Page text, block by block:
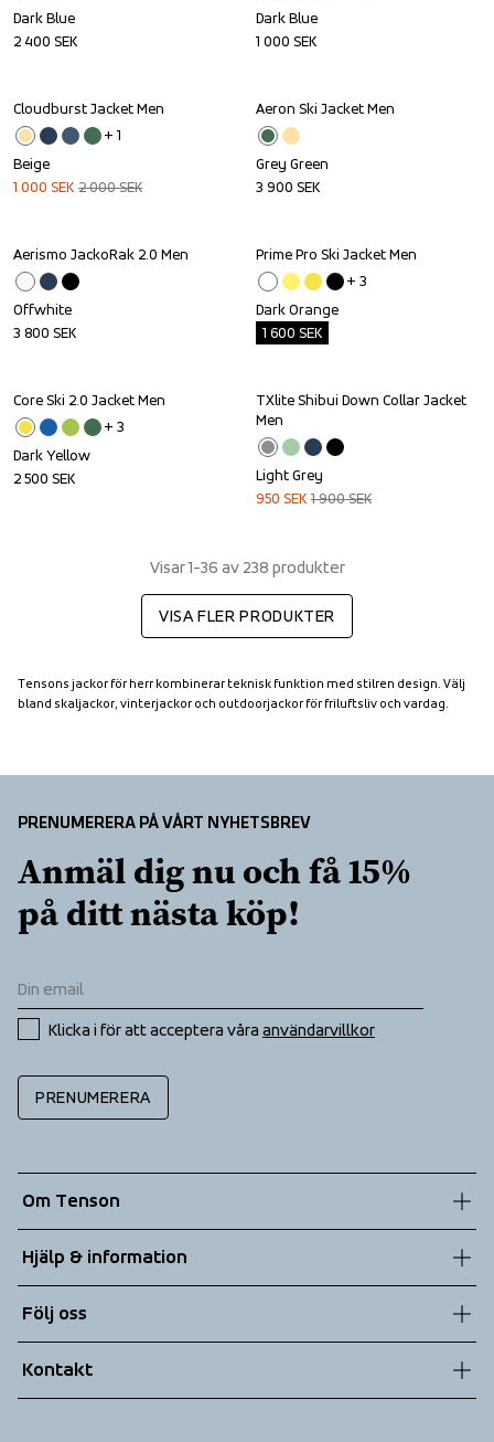
Dark Blue
2 400 SEK
Dark Blue
1 000 SEK
Sale
Cloudburst Jacket Men
+ 1
Beige
1 000 SEK 2 000SEK
Aeron Ski Jacket Men
Grey Green
3 900 SEK
Aerismo JackoRak 2.0 Men
Offwhite
3 800 SEK
Outlet
Prime Pro Ski Jacket Men
+ 3
Dark Orange
1 600 SEK
Core Ski 2.0 Jacket Men
+ 3
Dark Yellow
2 500 SEK
Sale
TXlite Shibui Down Collar Jacket
Men
Light Grey
950 SEK 1 900SEK
Visar 1-36 av 238 produkter
VISA FLER PRODUKTER
Tensons jackor för herr kombinerar teknisk funktion med stilren design. Välj
bland skaljackor, vinterjackor och outdoorjackor för friluftsliv och vardag.
PRENUMERERA PÅ VÅRT NYHETSBREV
Anmäl dig nu och få 15%
på ditt nästa köp!
Klicka i för att acceptera våra användarvillkor
PRENUMERERA
Om Tenson
Hållbarhet
Teknologier
Hjälp & information
Allmänna villkor
Returer
Följ oss
Kontakt